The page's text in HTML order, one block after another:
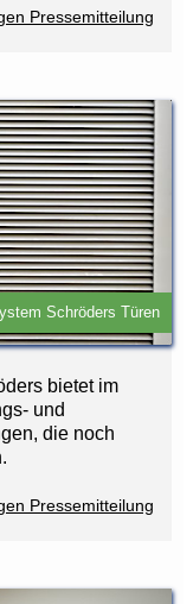
Pressemitteilung
Schröders Türen
bietet im
und
die noch
Pressemitteilung